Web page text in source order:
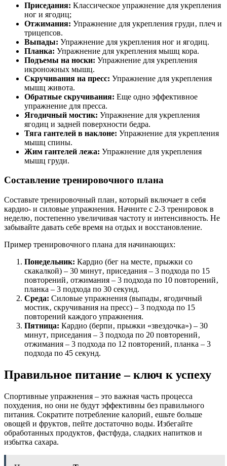
Приседания: Классическое упражнение для укрепления
ног и ягодиц;
Отжимания: Упражнение для укрепления груди‚ плеч и
трицепсов.
Выпады: Упражнение для укрепления ног и ягодиц.
Планка: Упражнение для укрепления мышц кора.
Подъемы на носки: Упражнение для укрепления
икроножных мышц.
Скручивания на пресс: Упражнение для укрепления
мышц живота.
Обратные скручивания: Еще одно эффективное
упражнение для пресса.
Ягодичный мостик: Упражнение для укрепления
ягодиц и задней поверхности бедра.
Тяга гантелей в наклоне: Упражнение для укрепления
мышц спины.
Жим гантелей лежа: Упражнение для укрепления
мышц груди.
Составление тренировочного плана
Составьте тренировочный план‚ который включает в себя
кардио- и силовые упражнения. Начните с 2-3 тренировок в
неделю‚ постепенно увеличивая частоту и интенсивность. Не
забывайте давать себе время на отдых и восстановление.
Пример тренировочного плана для начинающих:
Понедельник: Кардио (бег на месте‚ прыжки со
скакалкой) – 30 минут‚ приседания – 3 подхода по 15
повторений‚ отжимания – 3 подхода по 10 повторений‚
планка – 3 подхода по 30 секунд.
Среда: Силовые упражнения (выпады‚ ягодичный
мостик‚ скручивания на пресс) – 3 подхода по 15
повторений каждого упражнения.
Пятница: Кардио (берпи‚ прыжки «звездочка») – 30
минут‚ приседания – 3 подхода по 20 повторений‚
отжимания – 3 подхода по 12 повторений‚ планка – 3
подхода по 45 секунд.
Правильное питание – ключ к успеху
Спортивные упражнения – это важная часть процесса
похудения‚ но они не будут эффективны без правильного
питания. Сократите потребление калорий‚ ешьте больше
овощей и фруктов‚ пейте достаточно воды. Избегайте
обработанных продуктов‚ фастфуда‚ сладких напитков и
избытка сахара.